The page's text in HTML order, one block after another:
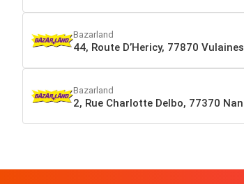
Bazarland
44, Route D’Hericy, 77870
Bazarland
2, Rue Charlotte Delbo, 77370